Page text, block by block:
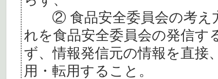
② 食品安全委員会の考え
れを食品安全委員会の発信す
ず、情報発信元の情報を直接
用・転用すること。